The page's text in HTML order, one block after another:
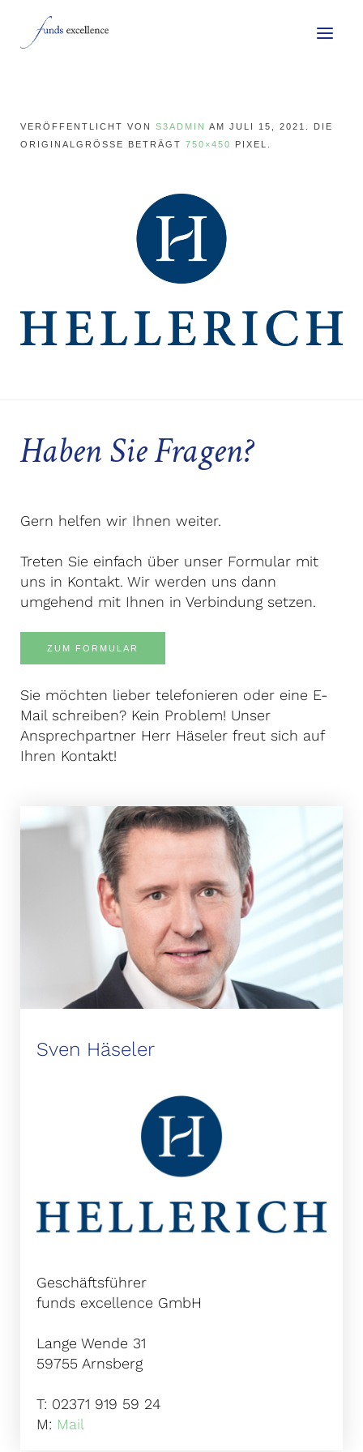
VERÖFFENTLICHT VON S3ADMIN AM JULI 15, 2021
. DIE
ORIGINALGRÖSSE BETRÄGT 750×450 PIXEL.
Haben Sie Fragen?
Gern helfen wir Ihnen weiter.
Treten Sie einfach über unser Formular mit
uns in Kontakt. Wir werden uns dann
umgehend mit Ihnen in Verbindung setzen.
ZUM FORMULAR
Sie möchten lieber telefonieren oder eine E-
Mail schreiben? Kein Problem! Unser
Ansprechpartner Herr Häseler freut sich auf
Ihren Kontakt!
Sven Häseler
Geschäftsführer
funds excellence GmbH
Lange Wende 31
59755 Arnsberg
T: 02371 919 59 24
M: Mail